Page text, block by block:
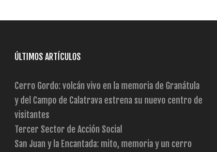
ÚLTIMOS ARTÍCULOS
Cerro Gordo: volcán vivo en la memoria de Granátula
y del Campo de Calatrava estrena su nuevo centro de
visitantes
Tercer Sector de Acción Social
San Juan y la Encantada: mito, memoria y un cerro